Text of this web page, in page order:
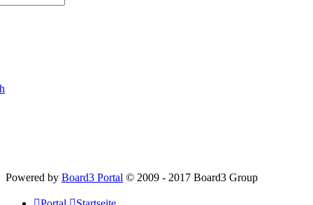
Powered by Board3 Portal © 2009 - 2017 Board3 Group